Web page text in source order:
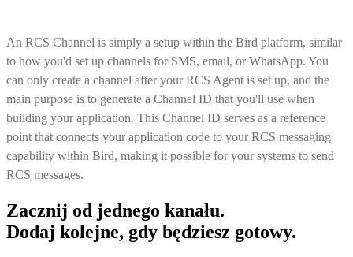
An RCS Channel is simply a setup within the Bird platform, similar
to how you'd set up channels for SMS, email, or WhatsApp. You
can only create a channel after your RCS Agent is set up, and the
main purpose is to generate a Channel ID that you'll use when
building your application. This Channel ID serves as a reference
point that connects your application code to your RCS messaging
capability within Bird, making it possible for your systems to send
RCS messages.
Zacznij od jednego kanału.
Dodaj kolejne, gdy będziesz gotowy.